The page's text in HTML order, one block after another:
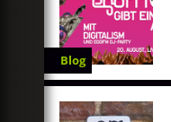
Blog